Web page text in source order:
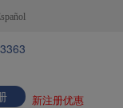
新注册优惠